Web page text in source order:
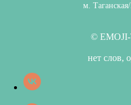
м.
©
нет слов,